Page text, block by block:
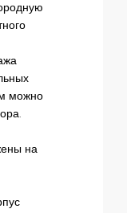
можно
на